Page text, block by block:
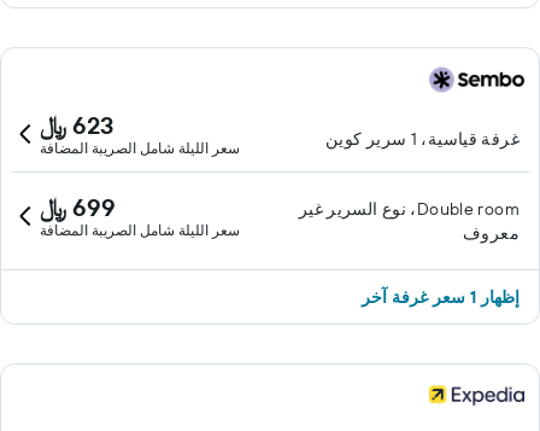
غرفة قياسية، 1 سرير كوين 623 ﷼
سعر الليلة شامل الصريبة المضافة
Double room، نوع السرير غير
معروف
699 ﷼
سعر الليلة شامل الصريبة المضافة
إظهار 1 سعر غرفة آخر